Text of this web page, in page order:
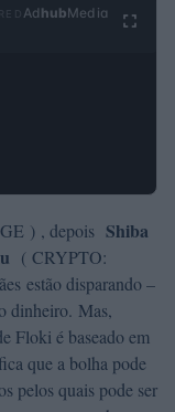
Ad hubMedia
) , depois Shiba
( CRYPTO:
estão disparando –
dinheiro. Mas,
Floki é baseado em
que a bolha pode
pelos quais pode ser